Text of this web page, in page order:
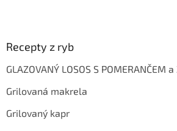
Recepty z ryb
GLAZOVANÝ LOSOS S POMERANČEM
Grilovaná makrela
Grilovaný kapr